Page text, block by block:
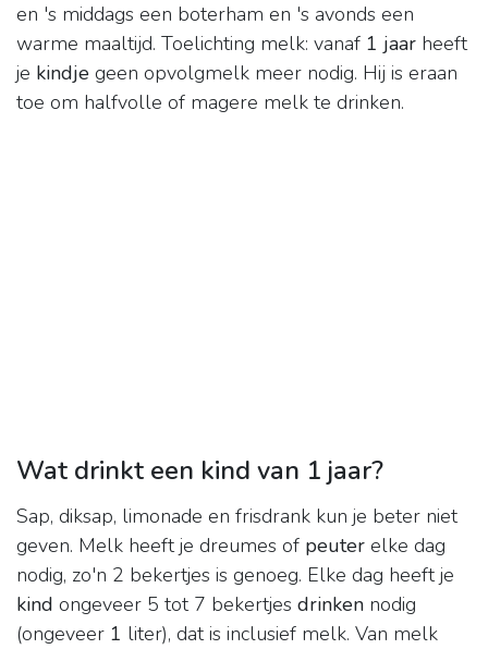
en 's middags een boterham en 's avonds een
warme maaltijd. Toelichting melk: vanaf 1 jaar heeft
je kindje geen opvolgmelk meer nodig. Hij is eraan
toe om halfvolle of magere melk te drinken.
Wat drinkt een kind van 1 jaar?
Sap, diksap, limonade en frisdrank kun je beter niet
geven. Melk heeft je dreumes of peuter elke dag
nodig, zo'n 2 bekertjes is genoeg. Elke dag heeft je
kind ongeveer 5 tot 7 bekertjes drinken nodig
(ongeveer 1 liter), dat is inclusief melk. Van melk